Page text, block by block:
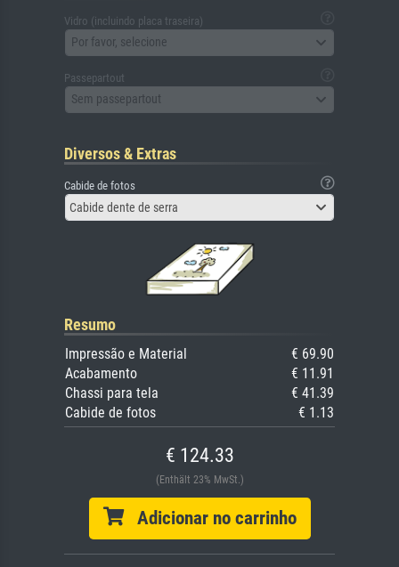
Vidro (incluindo placa traseira)
Por favor, selecione
Passepartout
Sem passepartout
Diversos & Extras
Cabide de fotos
Cabide dente de serra
Resumo
Impressão e Material
€ 69.90
Acabamento
€ 11.91
Chassi para tela
€ 41.39
Cabide de fotos
€ 1.13
€ 124.33
(Enthält 23% MwSt.)
Adicionar no carrinho